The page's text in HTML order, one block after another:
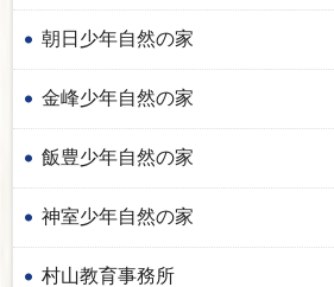
朝日少年自然の家
金峰少年自然の家
飯豊少年自然の家
神室少年自然の家
村山教育事務所